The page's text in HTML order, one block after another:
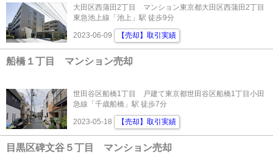
大田区西蒲田2丁目 マンション東京都大田区西蒲田2丁目
東急池上線「池上」駅 徒歩9分
2023-06-09 【売却】取引実績
船橋１丁目 マンション売却
世田谷区船橋1丁目 戸建て東京都世田谷区船橋1丁目小田
急線「千歳船橋」駅 徒歩7分
2023-05-18 【売却】取引実績
目黒区碑文谷５丁目 マンション売却